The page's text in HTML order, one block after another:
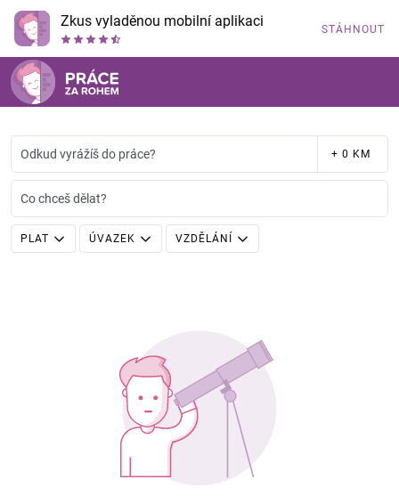
Zkus vyladěnou mobilní aplikaci STÁHNOUT
Odkud vyrážíš do práce? + 0 KM
Co chceš dělat?
PLAT ÚVAZEK VZDĚLÁNÍ